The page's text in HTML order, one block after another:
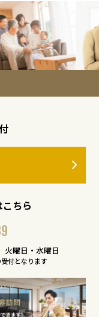
ちら
火曜日・水曜日
付となります